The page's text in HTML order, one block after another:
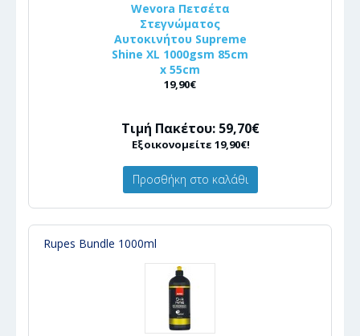
Wevora Πετσέτα
Στεγνώματος
Αυτοκινήτου Supreme
Shine XL 1000gsm 85cm
x 55cm
19,90€
Τιμή Πακέτου: 59,70€
Εξοικονομείτε 19,90€!
Προσθήκη στο καλάθι
Rupes Bundle 1000ml